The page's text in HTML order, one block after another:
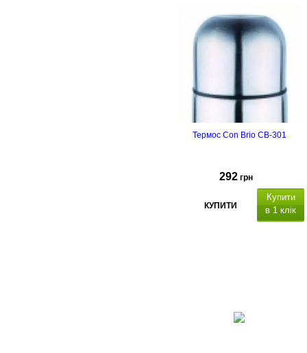
Термос Con Brio CB-301
292 грн
КУПИТИ
Купити
в 1 клік